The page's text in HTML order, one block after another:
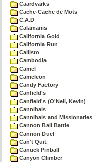
Caardvarks
Cache-Cache de Mots
C.A.D
Calamanis
California Gold
California Run
Callisto
Cambodia
Camel
Cameleon
Candy Factory
Canfield's
Canfield's (O'Neil, Kevin)
Cannibals
Cannibals and Missionaries
Cannon Ball Battle
Cannon Duel
Can't Quit
Canuck Pinball
Canyon Climber